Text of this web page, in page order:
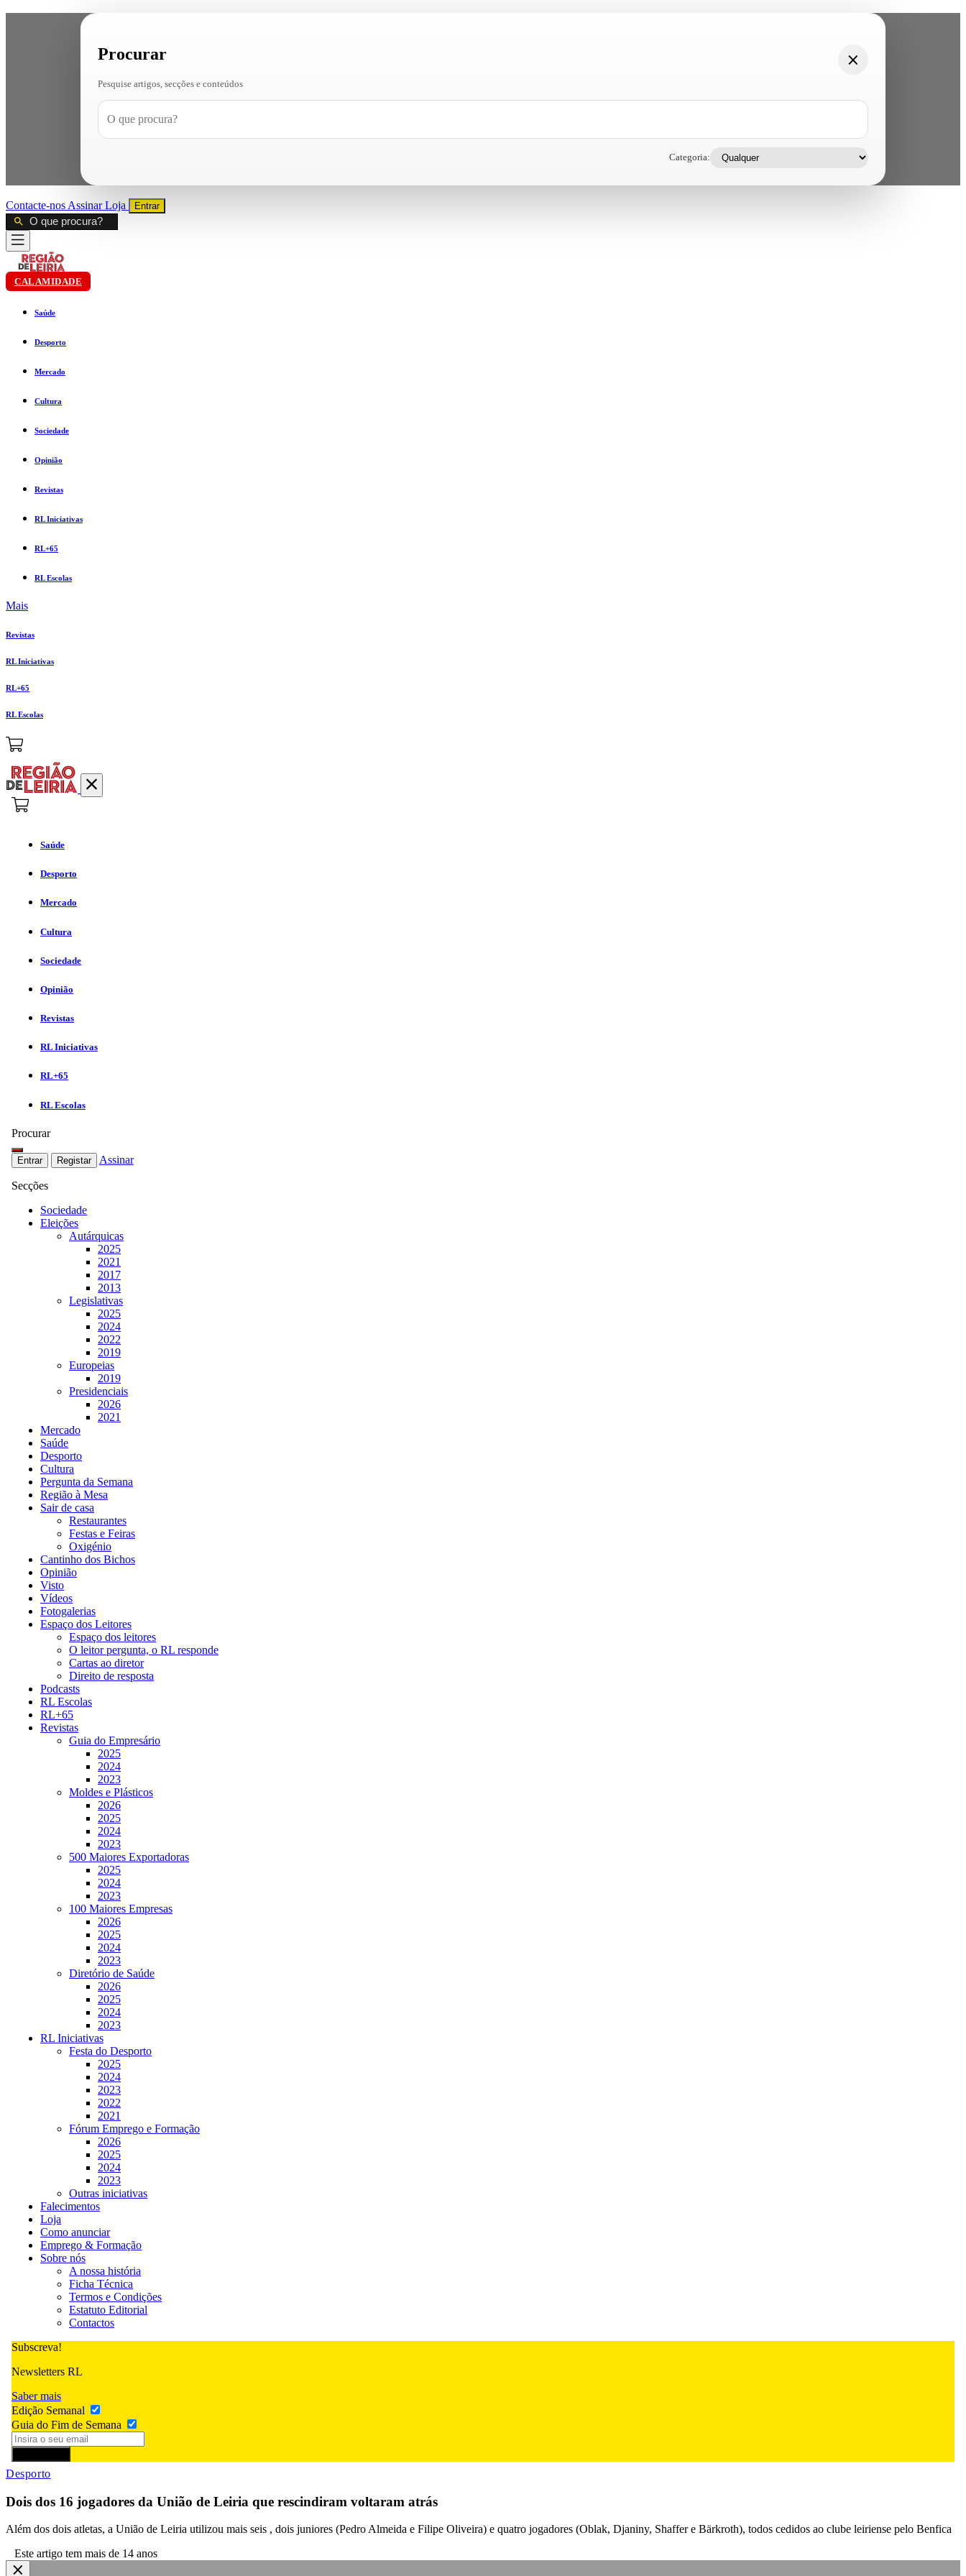
Procurar
Pesquise artigos, secções e conteúdos
Categoria:
Contacte-nos AssinarLoja Entrar
CALAMIDADE
Saúde
Desporto
Mercado
Cultura
Sociedade
Opinião
Revistas
RL Iniciativas
RL+65
RL Escolas
Mais
Revistas
RL Iniciativas
RL+65
RL Escolas
Saúde
Desporto
Mercado
Cultura
Sociedade
Opinião
Revistas
RL Iniciativas
RL+65
RL Escolas
Procurar
Entrar Registar Assinar
Secções
Sociedade
Eleições
Autárquicas
2025
2021
2017
2013
Legislativas
2025
2024
2022
2019
Europeias
2019
Presidenciais
2026
2021
Mercado
Saúde
Desporto
Cultura
Pergunta da Semana
Região à Mesa
Sair de casa
Restaurantes
Festas e Feiras
Oxigénio
Cantinho dos Bichos
Opinião
Visto
Vídeos
Fotogalerias
Espaço dos Leitores
Espaço dos leitores
O leitor pergunta, o RL responde
Cartas ao diretor
Direito de resposta
Podcasts
RL Escolas
RL+65
Revistas
Guia do Empresário
2025
2024
2023
Moldes e Plásticos
2026
2025
2024
2023
500 Maiores Exportadoras
2025
2024
2023
100 Maiores Empresas
2026
2025
2024
2023
Diretório de Saúde
2026
2025
2024
2023
RL Iniciativas
Festa do Desporto
2025
2024
2023
2022
2021
Fórum Emprego e Formação
2026
2025
2024
2023
Outras iniciativas
Falecimentos
Loja
Como anunciar
Emprego & Formação
Sobre nós
A nossa história
Ficha Técnica
Termos e Condições
Estatuto Editorial
Contactos
Subscreva!
Newsletters RL
Saber mais
Edição Semanal
Guia do Fim de Semana
Desporto
Dois dos 16 jogadores da União de Leiria que rescindiram voltaram atrás
Além dos dois atletas, a União de Leiria utilizou mais seis , dois juniores (Pedro Almeida e Filipe Oliveira) e quatro jogadores (Oblak, Djaniny, Shaffer e Bärkroth), todos cedidos ao clube leiriense pelo Benfica
Este artigo tem mais de 14 anos